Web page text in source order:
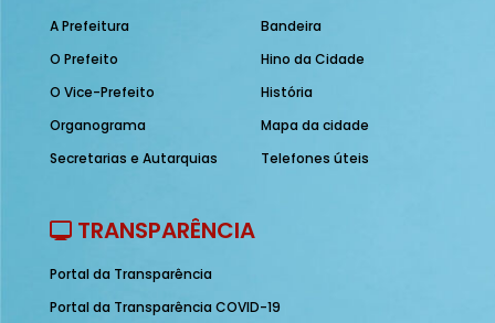
A Prefeitura
O Prefeito
O Vice-Prefeito
Organograma
Secretarias e Autarquias
Bandeira
Hino da Cidade
História
Mapa da cidade
Telefones úteis
TRANSPARÊNCIA
Portal da Transparência
Portal da Transparência COVID-19